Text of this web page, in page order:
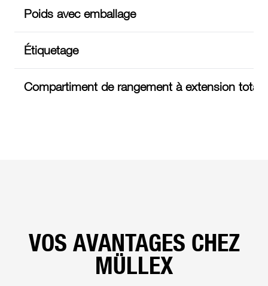
Poids avec emballage
Étiquetage
Compartiment de rangement à extension
VOS AVANTAGES CHEZ
MÜLLEX